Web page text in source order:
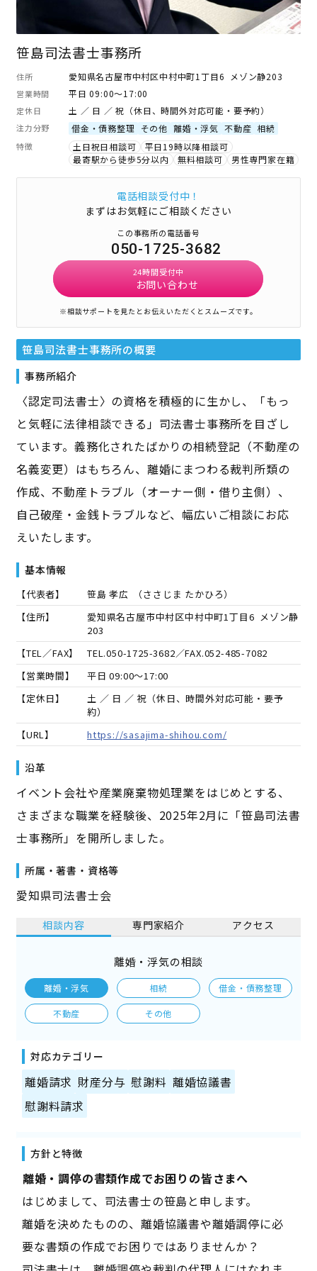
笹島司法書士事務所
住所 愛知県名古屋市中村区中村中町1丁目6 メゾン静203
営業時間 平日 09:00～17:00
定休日 土 ／ 日 ／ 祝（休日、時間外対応可能・要予約）
注力分野 借金・債務整理 その他 離婚・浮気 不動産 相続
特徴 土日祝日相談可
平日19時以降相談可
最寄駅から徒歩5分以内
無料相談可 男性専門家在籍
電話相談受付中！
まずはお気軽にご相談ください
この事務所の電話番号
050-1725-3682
24時間受付中
お問い合わせ
※相談サポートを見たとお伝えいただくとスムーズです。
笹島司法書士事務所の概要
事務所紹介
〈認定司法書士〉の資格を積極的に生かし、「もっ
と気軽に法律相談できる」司法書士事務所を目ざし
ています。義務化されたばかりの相続登記（不動産の
名義変更）はもちろん、離婚にまつわる裁判所類の
作成、不動産トラブル（オーナー側・借り主側）、
自己破産・金銭トラブルなど、幅広いご相談にお応
えいたします。
基本情報
【代表者】 笹島 孝広 （ささじま たかひろ）
【住所】
愛知県名古屋市中村区中村中町1丁目6 メゾン静
203
【TEL／FAX】
TEL.050-1725-3682／FAX.052-485-7082
【営業時間】
平日 09:00～17:00
【定休日】
土 ／ 日 ／ 祝（休日、時間外対応可能・要予
約）
【URL】
https://sasajima-shihou.com/
沿革
イベント会社や産業廃棄物処理業をはじめとする、
さまざまな職業を経験後、2025年2月に「笹島司法書
士事務所」を開所しました。
所属・著書・資格等
愛知県司法書士会
相談内容 専門家紹介 アクセス
離婚・浮気の相談
離婚・浮気 相続 借金・債務整理
不動産 その他
対応カテゴリー
離婚請求 財産分与 慰謝料 離婚協議書
慰謝料請求
方針と特徴
――離婚・調停の書類作成でお困りの皆さまへ――
はじめまして、司法書士の笹島と申します。
離婚を決めたものの、離婚協議書や離婚調停に必
要な書類の作成でお困りではありませんか？